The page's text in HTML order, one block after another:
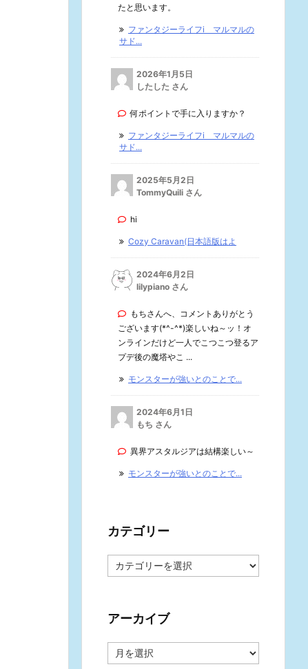
たと思います。
ファンタジーライフi マルマルの
サド...
2026年1月5日
したした さん
何ポイントで手に入りますか？
ファンタジーライフi マルマルの
サド...
2025年5月2日
TommyQuili さん
hi
Cozy Caravan(日本語版はよ
2024年6月2日
lilypiano さん
もちさんへ、コメントありがとう
ございます(*^-^*)楽しいね～ッ！オ
ンラインだけど一人でこつこつ登るア
プデ後の魔塔やこ ...
モンスターが強いとのことで...
2024年6月1日
もち さん
異界アスタルジアは結構楽しい～
モンスターが強いとのことで...
カテゴリー
テ
ー
アーカイブ
ー